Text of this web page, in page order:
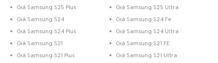
Giá Samsung S25 Plus
Giá Samsung S25 Ultra
Giá Samsung S24
Giá Samsung S24 Fe
Giá Samsung S24 Plus
Giá Samsung S24 Ultra
Giá Samsung S21
Giá Samsung S21 FE
Giá Samsung S21 Plus
Giá Samsung S21 Ultra